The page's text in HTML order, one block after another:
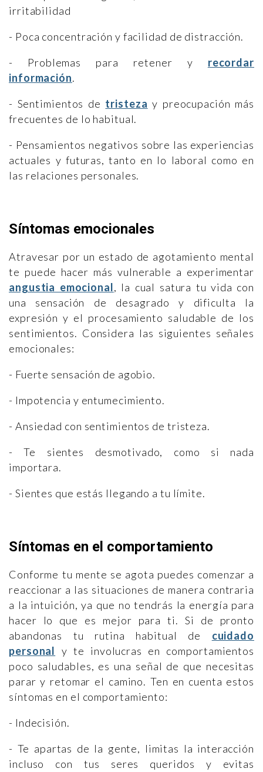
irritabilidad
- Poca concentración y facilidad de distracción.
- Problemas para retener y recordar
información.
- Sentimientos de tristeza y preocupación más
frecuentes de lo habitual.
- Pensamientos negativos sobre las experiencias
actuales y futuras, tanto en lo laboral como en
las relaciones personales.
Síntomas emocionales
Atravesar por un estado de agotamiento mental
te puede hacer más vulnerable a experimentar
angustia emocional, la cual satura tu vida con
una sensación de desagrado y dificulta la
expresión y el procesamiento saludable de los
sentimientos. Considera las siguientes señales
emocionales:
- Fuerte sensación de agobio.
- Impotencia y entumecimiento.
- Ansiedad con sentimientos de tristeza.
- Te sientes desmotivado, como si nada
importara.
- Sientes que estás llegando a tu límite.
Síntomas en el comportamiento
Conforme tu mente se agota puedes comenzar a
reaccionar a las situaciones de manera contraria
a la intuición, ya que no tendrás la energía para
hacer lo que es mejor para ti. Si de pronto
abandonas tu rutina habitual de cuidado
personal y te involucras en comportamientos
poco saludables, es una señal de que necesitas
parar y retomar el camino. Ten en cuenta estos
síntomas en el comportamiento:
- Indecisión.
- Te apartas de la gente, limitas la interacción
incluso con tus seres queridos y evitas